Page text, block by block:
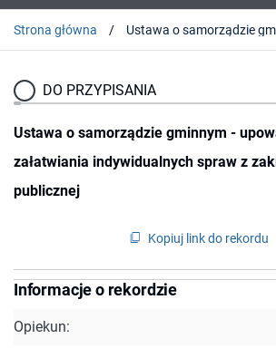
Strona główna
DO PRZYPISANIA
Ustawa o samorządzie gminnym -
załatwiania indywidualnych spraw z
publicznej
Kopiuj link do rekordu
Informacje o rekordzie
Opiekun: